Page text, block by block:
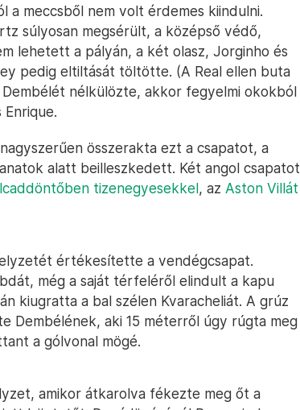
meccsből nem volt érdemes kiindulni.
súlyosan megsérült, a középső védő,
lehetett a pályán, a két olasz, Jorginho és
pedig eltiltását töltötte. (A Real ellen buta
nélkülözte, akkor fegyelmi okokból
összerakta ezt a csapatot, a
alatt beilleszkedett. Két angol csapatot
tizenegyesekkel, az Aston Villát
értékesítette a vendégcsapat.
még a saját térfeléről elindult a kapu
kiugratta a bal szélen Kvaracheliát. A grúz
Dembélének, aki 15 méterről úgy rúgta meg
a gólvonal mögé.
amikor átkarolva fékezte meg őt a